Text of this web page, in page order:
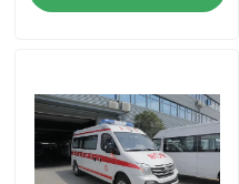
Contrôle de qualité
Contactez-nous